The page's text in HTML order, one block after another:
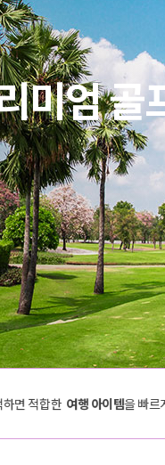
미엄 골
하면 적합한여행 아이템을 빠